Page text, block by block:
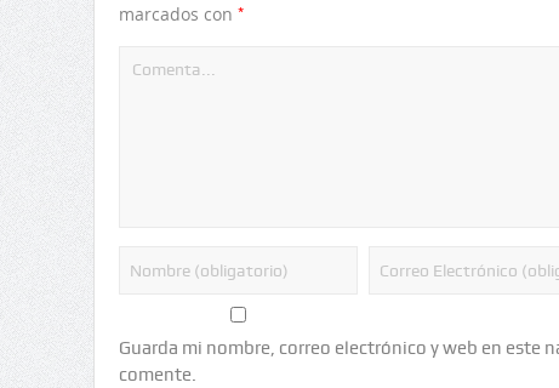
marcados con *
Guarda mi nombre, correo electrónico y web en este
comente.